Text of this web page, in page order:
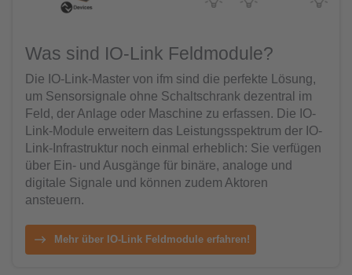
Was sind IO-Link Feldmodule?
Die IO-Link-Master von ifm sind die perfekte Lösung,
um Sensorsignale ohne Schaltschrank dezentral im
Feld, der Anlage oder Maschine zu erfassen. Die IO-
Link-Module erweitern das Leistungsspektrum der IO-
Link-Infrastruktur noch einmal erheblich: Sie verfügen
über Ein- und Ausgänge für binäre, analoge und
digitale Signale und können zudem Aktoren
ansteuern.
Mehr über IO-Link Feldmodule erfahren!